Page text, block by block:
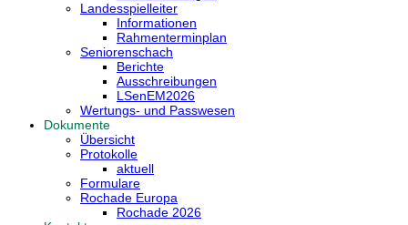
Landesspielleiter
Informationen
Rahmenterminplan
Seniorenschach
Berichte
Ausschreibungen
LSenEM2026
Wertungs- und Passwesen
Dokumente
Übersicht
Protokolle
aktuell
Formulare
Rochade Europa
Rochade 2026